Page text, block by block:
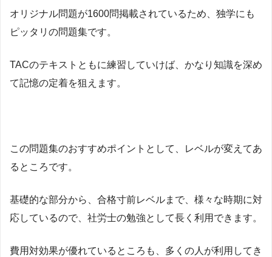
オリジナル問題が1600問掲載されているため、独学にも
ピッタリの問題集です。
TACのテキストともに練習していけば、かなり知識を深め
て記憶の定着を狙えます。
この問題集のおすすめポイントとして、レベルが変えてあ
るところです。
基礎的な部分から、合格寸前レベルまで、様々な時期に対
応しているので、社労士の勉強として長く利用できます。
費用対効果が優れているところも、多くの人が利用してき